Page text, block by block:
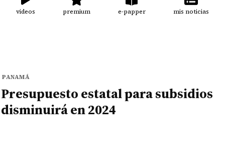
videos premium e-papper mis noticias
PANAMÁ
Presupuesto estatal para subsidios
disminuirá en 2024